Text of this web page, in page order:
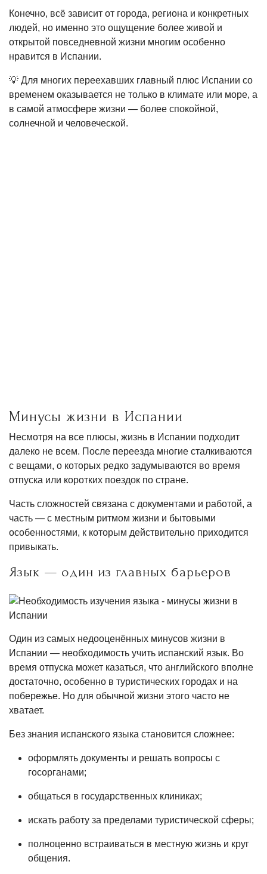
Конечно, всё зависит от города, региона и конкретных
людей, но именно это ощущение более живой и
открытой повседневной жизни многим особенно
нравится в Испании.
💡 Для многих переехавших главный плюс Испании со
временем оказывается не только в климате или море, а
в самой атмосфере жизни — более спокойной,
солнечной и человеческой.
Минусы жизни в Испании
Несмотря на все плюсы, жизнь в Испании подходит
далеко не всем. После переезда многие сталкиваются
с вещами, о которых редко задумываются во время
отпуска или коротких поездок по стране.
Часть сложностей связана с документами и работой, а
часть — с местным ритмом жизни и бытовыми
особенностями, к которым действительно приходится
привыкать.
Язык — один из главных барьеров
Один из самых недооценённых минусов жизни в
Испании — необходимость учить испанский язык. Во
время отпуска может казаться, что английского вполне
достаточно, особенно в туристических городах и на
побережье. Но для обычной жизни этого часто не
хватает.
Без знания испанского языка становится сложнее:
оформлять документы и решать вопросы с
госорганами;
общаться в государственных клиниках;
искать работу за пределами туристической сферы;
полноценно встраиваться в местную жизнь и круг
общения.